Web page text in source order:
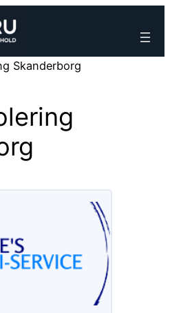
Skanderborg